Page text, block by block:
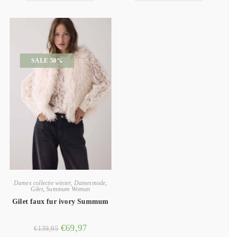
SALE 50%
Dames collectie winter, Damesmode,
Gilet,Summum Woman
Gilet faux fur ivory Summum
€139,95 €69,97